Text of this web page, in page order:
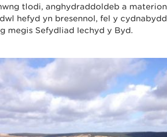
tlodi, anghydraddoldeb a
hefyd yn bresennol, fel y
megis Sefydliad Iechyd y Byd.